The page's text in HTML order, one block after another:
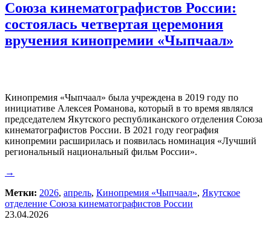
Союза кинематографистов России:
состоялась четвертая церемония
вручения кинопремии «Чыпчаал»
Кинопремия «Чыпчаал» была учреждена в 2019 году по
инициативе Алексея Романова, который в то время являлся
председателем Якутского республиканского отделения Союза
кинематографистов России. В 2021 году география
кинопремии расширилась и появилась номинация «Лучший
региональный национальный фильм России».
→
Метки: 2026, апрель, Кинопремия «Чыпчаал», Якутское
отделение Союза кинематографистов России
23.04.2026